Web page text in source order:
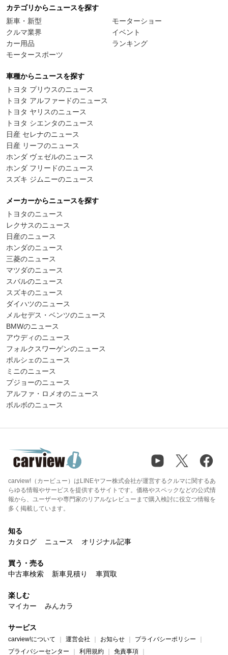
カテゴリからニュースを探す
新車・新型
クルマ業界
カー用品
モータースポーツ
モーターショー
イベント
ランキング
車種からニュースを探す
トヨタ プリウスのニュース
トヨタ アルファードのニュース
トヨタ ヤリスのニュース
トヨタ シエンタのニュース
日産 セレナのニュース
日産 リーフのニュース
ホンダ ヴェゼルのニュース
ホンダ フリードのニュース
スズキ ジムニーのニュース
メーカーからニュースを探す
トヨタのニュース
レクサスのニュース
日産のニュース
ホンダのニュース
三菱のニュース
マツダのニュース
スバルのニュース
スズキのニュース
ダイハツのニュース
メルセデス・ベンツのニュース
BMWのニュース
アウディのニュース
フォルクスワーゲンのニュース
ポルシェのニュース
ミニのニュース
プジョーのニュース
アルファ・ロメオのニュース
ボルボのニュース
carview!（カービュー）はLINEヤフー株式会社が運営するクルマに関するあ
らゆる情報やサービスを提供するサイトです。価格やスペックなどの公式情
報から、ユーザーや専門家のリアルなレビューまで購入検討に役立つ情報を
多く掲載しています。
知る
カタログ
ニュース オリジナル記事
買う・売る
中古車検索
新車見積り 車買取
楽しむ
マイカー
みんカラ
サービス
carview!について 運営会社 お知らせ
プライバシーポリシー
プライバシーセンター
利用規約 免責事項